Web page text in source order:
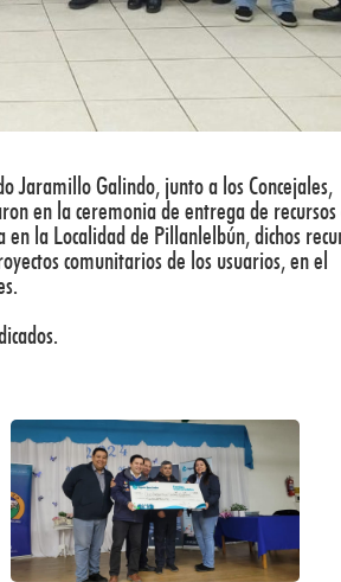
Jaramillo Galindo, junto a los Concejales,
en la ceremonia de entrega de recursos
la Localidad de Pillanlelbún, dichos
comunitarios de los usuarios, en el